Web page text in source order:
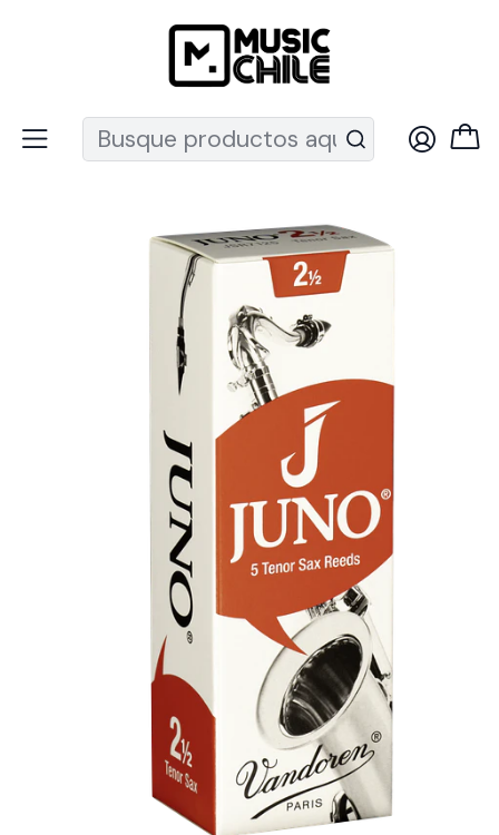
Recuerda que ahora nos puedes encontrar en el MUT
Accesorios Vientos